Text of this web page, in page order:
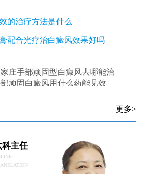
的治疗方法是什么
配合光疗治白癜风效果好吗
顽固白癜风用什么药能见效
更多>
科主任